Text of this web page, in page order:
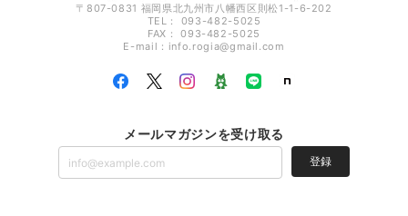
〒807-0831 福岡県北九州市八幡西区則松1-1-6-202
TEL： 093-482-5025
FAX： 093-482-5025
E-mail： info.rogia@gmail.com
メールマガジンを受け取る
登録